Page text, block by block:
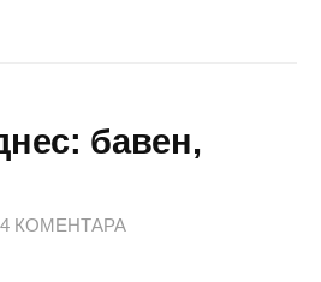
бавен,
4 КОМЕНТАРА